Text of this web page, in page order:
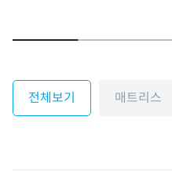
전체보기 매트리스